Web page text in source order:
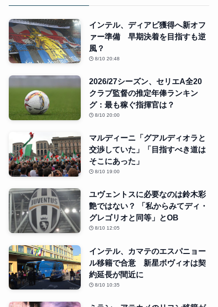
インテル、ディアビ獲得へ新オフ
ァー準備 早期決着を目指すも逆
風？
8/10 20:48
2026/27シーズン、セリエA全20
クラブ監督の推定年俸ランキン
グ：最も稼ぐ指揮官は？
8/10 20:00
マルディーニ「グアルディオラと
交渉していた」「目指すべき道は
そこにあった」
8/10 19:00
ユヴェントスに必要なのは鈴木彩
艶ではない？ 「私からみてディ・
グレゴリオと同等」とOB
8/10 12:05
インテル、カマテのエスパニョー
ル移籍で合意 新星ボヴィオは契
約延長が間近に
8/10 10:35